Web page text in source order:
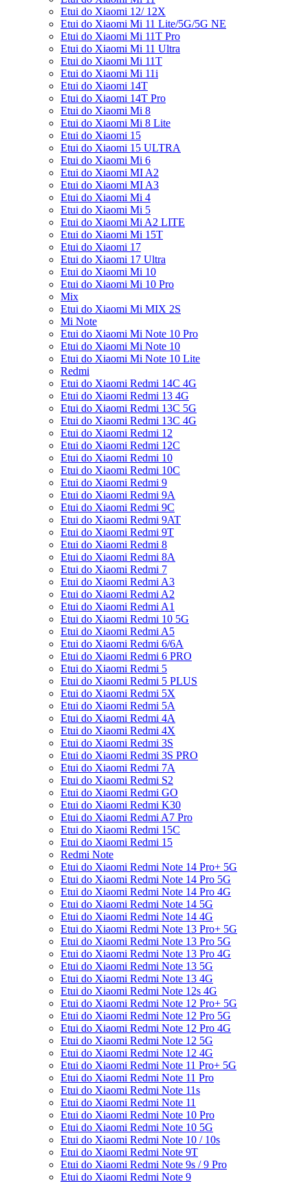
Etui do Xiaomi 12/ 12X
Etui do Xiaomi Mi 11 Lite/5G/5G NE
Etui do Xiaomi Mi 11T Pro
Etui do Xiaomi Mi 11 Ultra
Etui do Xiaomi Mi 11T
Etui do Xiaomi Mi 11i
Etui do Xiaomi 14T
Etui do Xiaomi 14T Pro
Etui do Xiaomi Mi 8
Etui do Xiaomi Mi 8 Lite
Etui do Xiaomi 15
Etui do Xiaomi 15 ULTRA
Etui do Xiaomi Mi 6
Etui do Xiaomi MI A2
Etui do Xiaomi MI A3
Etui do Xiaomi Mi 4
Etui do Xiaomi Mi 5
Etui do Xiaomi Mi A2 LITE
Etui do Xiaomi Mi 15T
Etui do Xiaomi 17
Etui do Xiaomi 17 Ultra
Etui do Xiaomi Mi 10
Etui do Xiaomi Mi 10 Pro
Mix
Etui do Xiaomi Mi MIX 2S
Mi Note
Etui do Xiaomi Mi Note 10 Pro
Etui do Xiaomi Mi Note 10
Etui do Xiaomi Mi Note 10 Lite
Redmi
Etui do Xiaomi Redmi 14C 4G
Etui do Xiaomi Redmi 13 4G
Etui do Xiaomi Redmi 13C 5G
Etui do Xiaomi Redmi 13C 4G
Etui do Xiaomi Redmi 12
Etui do Xiaomi Redmi 12C
Etui do Xiaomi Redmi 10
Etui do Xiaomi Redmi 10C
Etui do Xiaomi Redmi 9
Etui do Xiaomi Redmi 9A
Etui do Xiaomi Redmi 9C
Etui do Xiaomi Redmi 9AT
Etui do Xiaomi Redmi 9T
Etui do Xiaomi Redmi 8
Etui do Xiaomi Redmi 8A
Etui do Xiaomi Redmi 7
Etui do Xiaomi Redmi A3
Etui do Xiaomi Redmi A2
Etui do Xiaomi Redmi A1
Etui do Xiaomi Redmi 10 5G
Etui do Xiaomi Redmi A5
Etui do Xiaomi Redmi 6/6A
Etui do Xiaomi Redmi 6 PRO
Etui do Xiaomi Redmi 5
Etui do Xiaomi Redmi 5 PLUS
Etui do Xiaomi Redmi 5X
Etui do Xiaomi Redmi 5A
Etui do Xiaomi Redmi 4A
Etui do Xiaomi Redmi 4X
Etui do Xiaomi Redmi 3S
Etui do Xiaomi Redmi 3S PRO
Etui do Xiaomi Redmi 7A
Etui do Xiaomi Redmi S2
Etui do Xiaomi Redmi GO
Etui do Xiaomi Redmi K30
Etui do Xiaomi Redmi A7 Pro
Etui do Xiaomi Redmi 15C
Etui do Xiaomi Redmi 15
Redmi Note
Etui do Xiaomi Redmi Note 14 Pro+ 5G
Etui do Xiaomi Redmi Note 14 Pro 5G
Etui do Xiaomi Redmi Note 14 Pro 4G
Etui do Xiaomi Redmi Note 14 5G
Etui do Xiaomi Redmi Note 14 4G
Etui do Xiaomi Redmi Note 13 Pro+ 5G
Etui do Xiaomi Redmi Note 13 Pro 5G
Etui do Xiaomi Redmi Note 13 Pro 4G
Etui do Xiaomi Redmi Note 13 5G
Etui do Xiaomi Redmi Note 13 4G
Etui do Xiaomi Redmi Note 12s 4G
Etui do Xiaomi Redmi Note 12 Pro+ 5G
Etui do Xiaomi Redmi Note 12 Pro 5G
Etui do Xiaomi Redmi Note 12 Pro 4G
Etui do Xiaomi Redmi Note 12 5G
Etui do Xiaomi Redmi Note 12 4G
Etui do Xiaomi Redmi Note 11 Pro+ 5G
Etui do Xiaomi Redmi Note 11 Pro
Etui do Xiaomi Redmi Note 11s
Etui do Xiaomi Redmi Note 11
Etui do Xiaomi Redmi Note 10 Pro
Etui do Xiaomi Redmi Note 10 5G
Etui do Xiaomi Redmi Note 10 / 10s
Etui do Xiaomi Redmi Note 9T
Etui do Xiaomi Redmi Note 9s / 9 Pro
Etui do Xiaomi Redmi Note 9